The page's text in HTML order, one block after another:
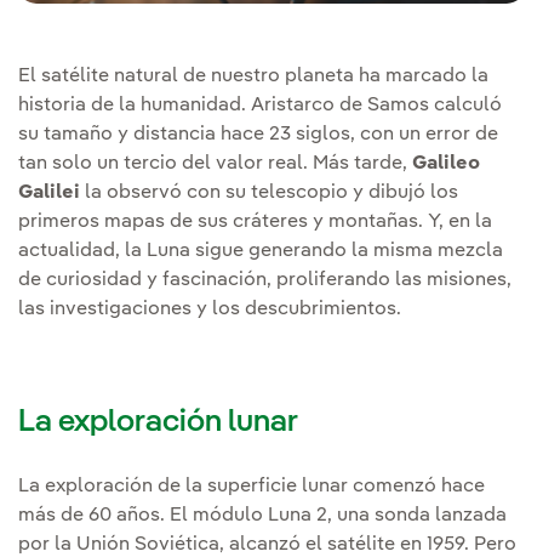
El satélite natural de nuestro planeta ha marcado la
historia de la humanidad. Aristarco de Samos calculó
su tamaño y distancia hace 23 siglos, con un error de
tan solo un tercio del valor real. Más tarde, Galileo
Galilei la observó con su telescopio y dibujó los
primeros mapas de sus cráteres y montañas. Y, en la
actualidad, la Luna sigue generando la misma mezcla
de curiosidad y fascinación, proliferando las misiones,
las investigaciones y los descubrimientos.
La exploración lunar
La exploración de la superficie lunar comenzó hace
más de 60 años. El módulo Luna 2, una sonda lanzada
por la Unión Soviética, alcanzó el satélite en 1959. Pero